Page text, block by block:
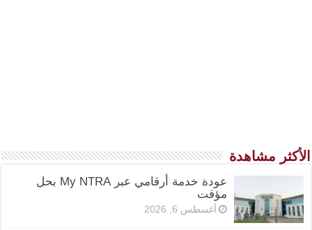
الأكثر مشاهدة
عودة خدمة أرقامي عبر My NTRA بحل
مؤقت
أغسطس 6, 2026